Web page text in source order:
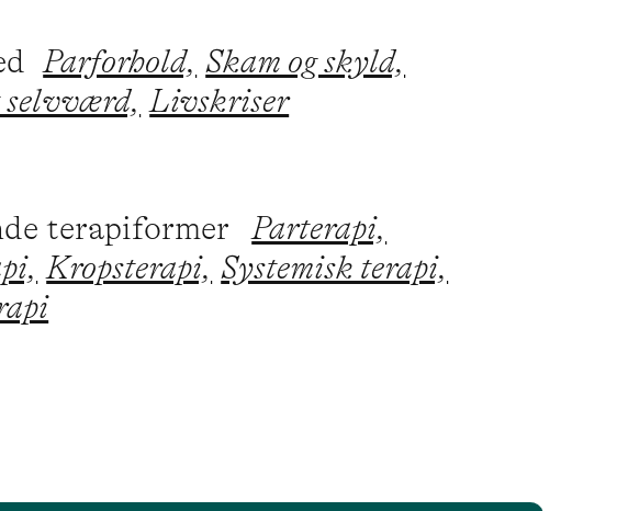
Parforhold, Skam og skyld,
Livskriser
terapiformer
Parterapi,
Kropsterapi, Systemisk terapi,